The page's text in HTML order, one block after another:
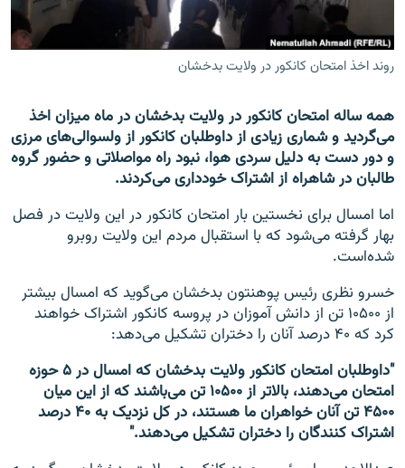
صفحه پشتو
Azadi English
به ما بپیوندید
روند اخذ امتحان کانکور در ولایت بدخشان
همه ساله امتحان کانکور در ولایت بدخشان در ماه میزان اخذ
می‌گردید و شماری زیادی از داوطلبان کانکور از ولسوالی‌های مرزی
و دور دست به دلیل سردی هوا، نبود راه مواصلاتی و حضور گروه
طالبان در شاهراه از اشتراک خودداری می‌کردند.
اما امسال برای نخستین بار امتحان کانکور در این ولایت در فصل
بهار گرفته می‌شود که با استقبال مردم این ولایت روبرو
شده‌است.
خسرو نظری رئیس پوهنتون بدخشان می‌گوید که امسال بیشتر
از ۱۰۵۰۰ تن از دانش آموزان در پروسه کانکور اشتراک خواهند
کرد که ۴۰ درصد آنان را دختران تشکیل می‌دهد:
"داوطلبان امتحان کانکور ولایت بدخشان که امسال در ۵ حوزه
امتحان می‌دهند، بالاتر از ۱۰۵۰۰ تن می‌باشند که از این میان
۴۵۰۰ تن آنان خواهران ما هستند، در کل نزدیک به ۴۰ درصد
اشتراک کنندگان را دختران تشکیل می‌دهند."